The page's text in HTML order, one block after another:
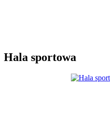
Hala sportowa